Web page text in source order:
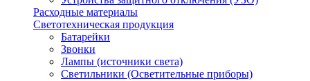
Расходные материалы
Светотехническая продукция
Батарейки
Звонки
Лампы (источники света)
Светильники (Осветительные приборы)